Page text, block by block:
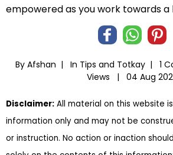
empowered as you work towards
By Afshan | In Tips and Totkay | 1
Views |
04 Aug
Disclaimer: All material on this website
information only and may not be
or instruction. No action or inaction